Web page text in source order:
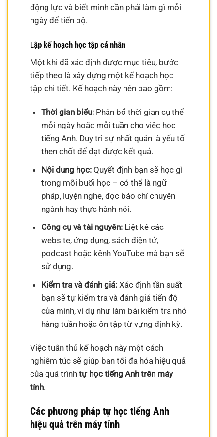
động lực và biết mình cần phải làm gì mỗi
ngày để tiến bộ.
Lập kế hoạch học tập cá nhân
Một khi đã xác định được mục tiêu, bước
tiếp theo là xây dựng một kế hoạch học
tập chi tiết. Kế hoạch này nên bao gồm:
Thời gian biểu:Phân bổ thời gian cụ thể
mỗi ngày hoặc mỗi tuần cho việc học
tiếng Anh. Duy trì sự nhất quán là yếu tố
then chốt để đạt được kết quả.
Nội dung học:Quyết định bạn sẽ học gì
trong mỗi buổi học – có thể là ngữ
pháp, luyện nghe, đọc báo chí chuyên
ngành hay thực hành nói.
Công cụ và tài nguyên:Liệt kê các
website, ứng dụng, sách điện tử,
podcast hoặc kênh YouTube mà bạn sẽ
sử dụng.
Kiểm tra và đánh giá:Xác định tần suất
bạn sẽ tự kiểm tra và đánh giá tiến độ
của mình, ví dụ như làm bài kiểm tra nhỏ
hàng tuần hoặc ôn tập từ vựng định kỳ.
Việc tuân thủ kế hoạch này một cách
nghiêm túc sẽ giúp bạn tối đa hóa hiệu quả
của quá trìnhtự học tiếng Anh trên máy
tính.
Các phương pháp tự học tiếng Anh
hiệu quả trên máy tính